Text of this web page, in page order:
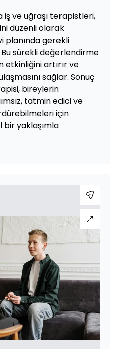
ve uğraşı terapistleri,
düzenli olarak
planında gerekli
sürekli değerlendirme
artırır ve
sağlar. Sonuç
bireylerin
tatmin edici ve
için
bir yaklaşımla